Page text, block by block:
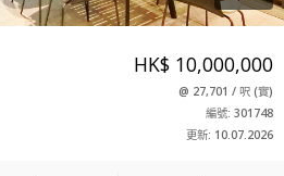
HK$ 10,000,000
@ 27,701 / 呎(實)
編號: 301748
更新: 10.07.2026